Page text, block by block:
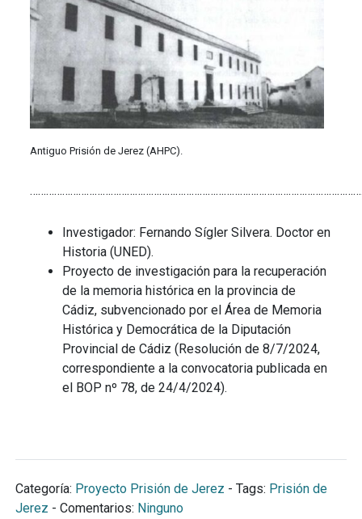
Antiguo Prisión de Jerez (AHPC).
Investigador: Fernando Sígler Silvera. Doctor en
Historia (UNED).
Proyecto de investigación para la recuperación
de la memoria histórica en la provincia de
Cádiz, subvencionado por el Área de Memoria
Histórica y Democrática de la Diputación
Provincial de Cádiz (Resolución de 8/7/2024,
correspondiente a la convocatoria publicada en
el BOP nº 78, de 24/4/2024).
Categoría: Proyecto Prisión de Jerez - Tags: Prisión de
Jerez - Comentarios: Ninguno